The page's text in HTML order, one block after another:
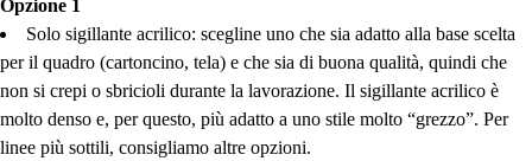
Opzione 1
Solo sigillante acrilico: scegline uno che sia adatto alla base scelta
per il quadro (cartoncino, tela) e che sia di buona qualità, quindi che
non si crepi o sbricioli durante la lavorazione. Il sigillante acrilico è
molto denso e, per questo, più adatto a uno stile molto “grezzo”. Per
linee più sottili, consigliamo altre opzioni.